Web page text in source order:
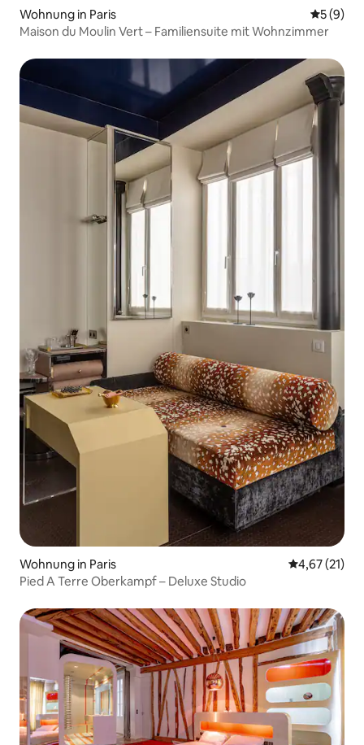
Wohnung in Paris
5 (9)
Maison du Moulin Vert – Familiensuite mit Wohnzimmer
Wohnung in Paris
4,67 (21)
Pied A Terre Oberkampf – Deluxe Studio